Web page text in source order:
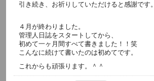
引き続き、お祈りしていただけると感謝です。
４月が終わりました。
管理人日誌をスタートしてから、
初めて一ヶ月間すべて書きました！！笑
こんなに続けて書いたのは初めてです。
これからも頑張ります。＾＾